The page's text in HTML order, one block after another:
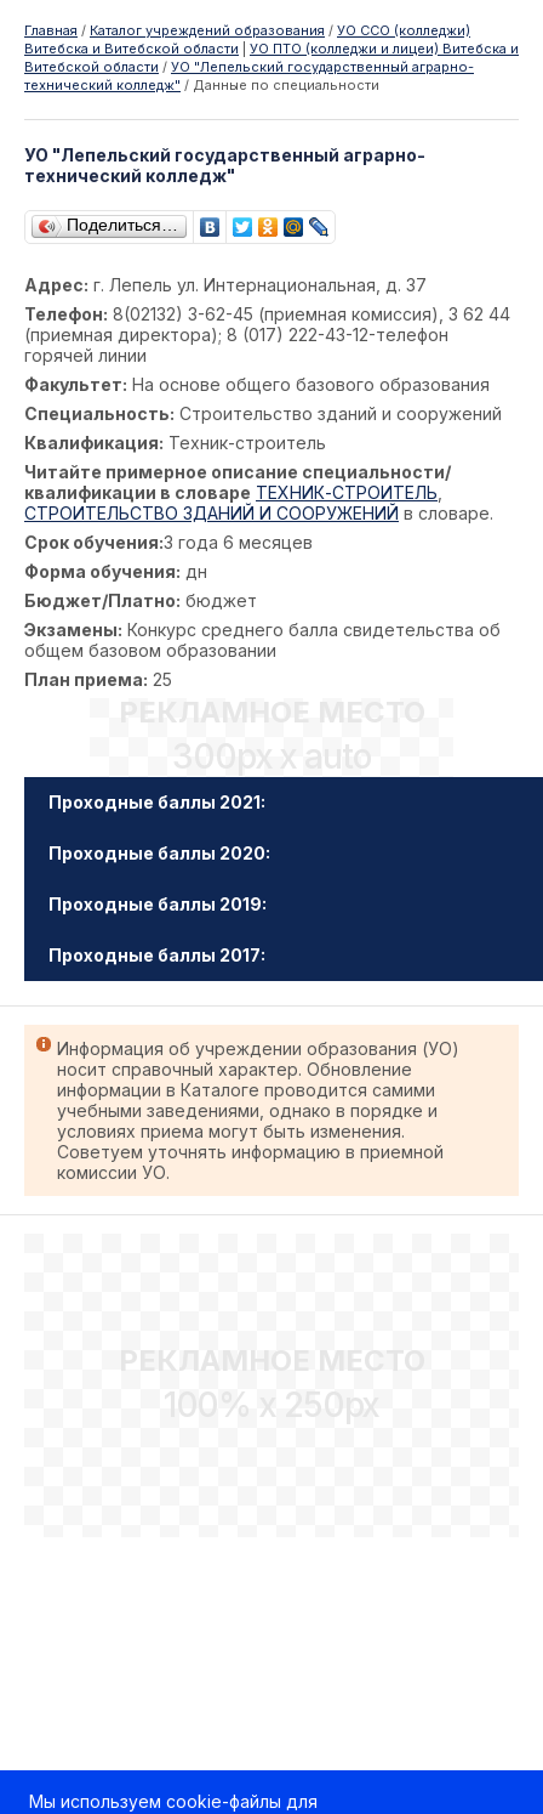
Главная / Каталог учреждений образования / УО ССО (колледжи)
Витебска и Витебской области
УО ПТО (колледжи и лицеи) Витебска и
Витебской области / УО "Лепельский государственный аграрно-
технический колледж" / Данные по специальности
УО "Лепельский государственный аграрно-
технический колледж"
Поделиться…
Адрес: г. Лепель ул. Интернациональная, д. 37
Телефон: 8(02132) 3-62-45 (приемная комиссия), 3 62 44
(приемная директора); 8 (017) 222-43-12-телефон
горячей линии
Факультет: На основе общего базового образования
Специальность: Строительство зданий и сооружений
Квалификация: Техник-строитель
Читайте примерное описание специальности/
квалификации в словаре ТЕХНИК-СТРОИТЕЛЬ
СТРОИТЕЛЬСТВО ЗДАНИЙ И СООРУЖЕНИЙ в словаре.
Срок обучения:3 года 6 месяцев
Форма обучения: дн
Бюджет/Платно: бюджет
Экзамены: Конкурс среднего балла свидетельства об
общем базовом образовании
План приема: 25
РЕКЛАМНОЕ МЕСТО
300px x auto
Проходные баллы 2021:
Проходные баллы 2020:
Проходные баллы 2019:
Проходные баллы 2017:
Информация об учреждении образования (УО)
носит справочный характер. Обновление
информации в Каталоге проводится самими
учебными заведениями, однако в порядке и
условиях приема могут быть изменения.
Советуем уточнять информацию в приемной
комиссии УО.
РЕКЛАМНОЕ МЕСТО
100% x 250px
Мы используем cookie-файлы для